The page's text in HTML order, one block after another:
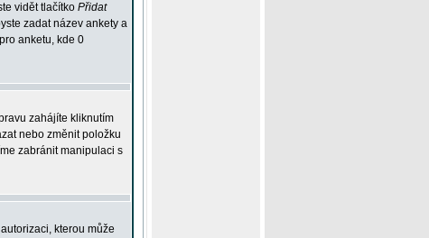
vidět tlačítko Přidat
zadat název ankety a
anketu, kde 0
zahájíte kliknutím
nebo změnit položku
zabránit manipulaci s
kterou může